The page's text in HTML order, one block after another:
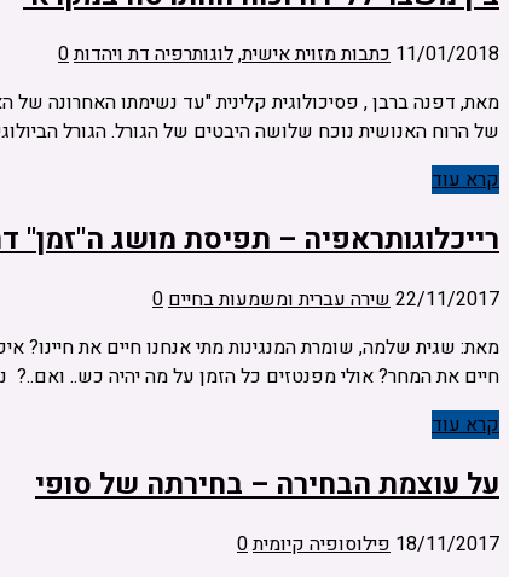
11/01/2018 כתבות מזוית אישית,לוגותרפיה דת ויהדות0
מאת, דפנה ברבן , פסיכולוגית קלינית "עד נשימתו האחרונה
של הרוח האנושית נוכח שלושה היבטים של הגורל. הגורל
קרא עוד
רייכלוגותראפיה – תפיסת מושג ה"זמן"
22/11/2017שירה עברית ומשמעות בחיים0
מאת: שגית שלמה, שומרת המנגינות מתי אנחנו חיים את
חיים את המחר? אולי מפנטזים כל הזמן על מה יהיה כש..
קרא עוד
על עוצמת הבחירה – בחירתה של סופי
18/11/2017 פילוסופיה קיומית0